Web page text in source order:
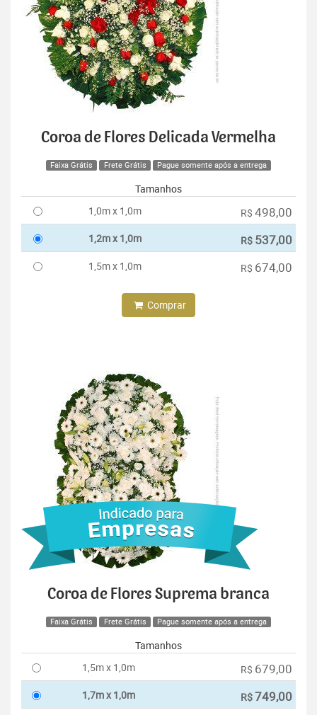
Coroa de Flores Delicada Vermelha
Faixa Grátis Frete Grátis Pague somente após a entrega
Tamanhos
1,0m x 1,0m
R$ 498,00
1,2m x 1,0m R$ 537,00
1,5m x 1,0m R$ 674,00
Comprar
Coroa de Flores Suprema branca
Faixa Grátis Frete Grátis Pague somente após a entrega
Tamanhos
1,5m x 1,0m
R$ 679,00
1,7m x 1,0m R$749,00